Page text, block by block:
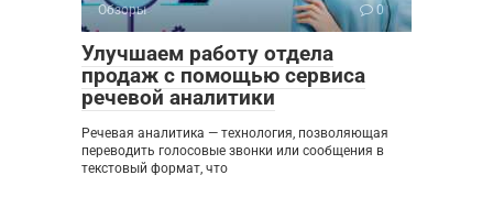
Обзоры 0
Улучшаем работу отдела
продаж с помощью сервиса
речевой аналитики
Речевая аналитика — технология, позволяющая
переводить голосовые звонки или сообщения в
текстовый формат, что